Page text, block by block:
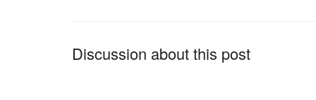
Discussion about this post